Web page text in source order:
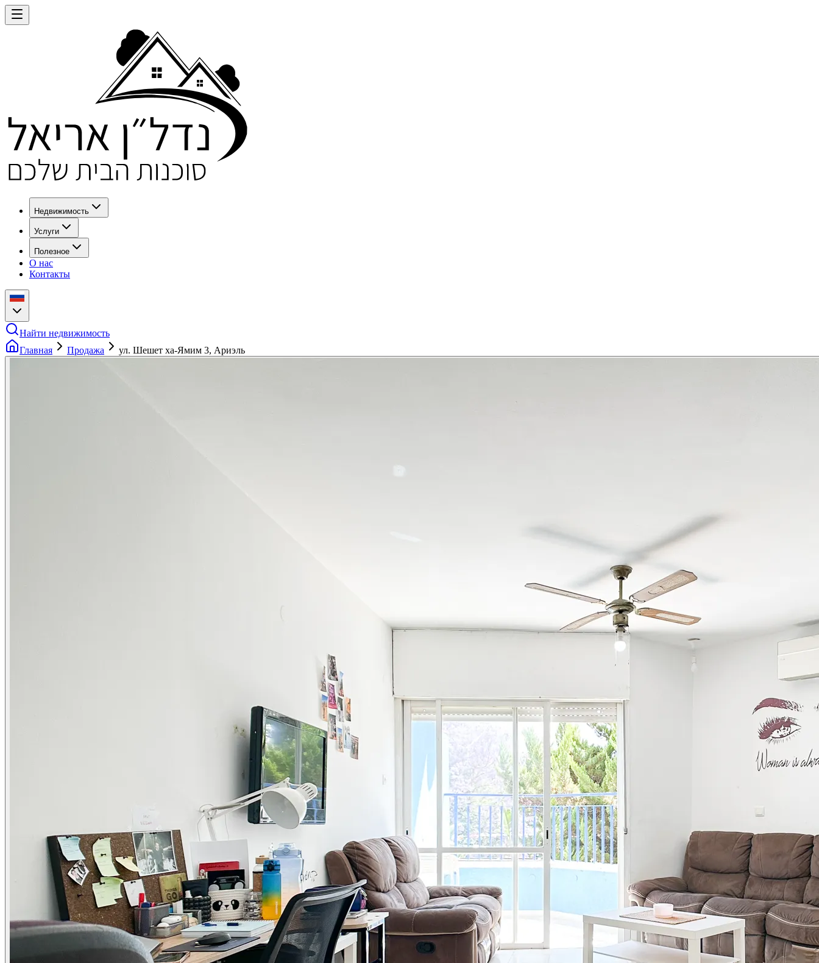
Недвижимость
Услуги
Полезное
О нас
Контакты
Найти недвижимость
Главная
Продажа ул. Шешет ха-Ямим 3, Ариэль